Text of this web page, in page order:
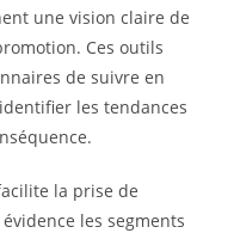
une vision claire de
Ces outils
de suivre en
les tendances
la prise de
les segments